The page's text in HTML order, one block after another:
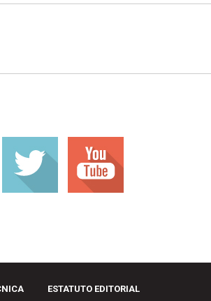
ESTATUTO EDITORIAL